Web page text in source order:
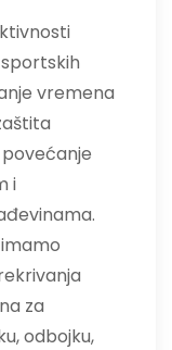
vremena
i
za
odbojku,